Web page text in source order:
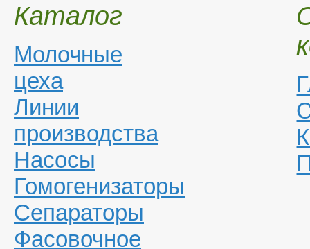
Каталог
Молочные
цеха
Линии
производства
Насосы
Гомогенизаторы
Сепараторы
Фасовочное